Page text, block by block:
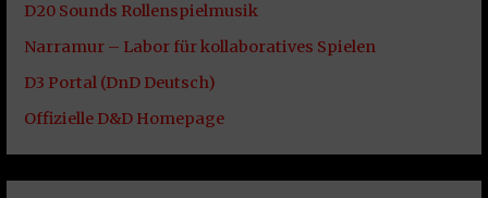
D20 Sounds Rollenspielmusik
Narramur – Labor für kollaboratives Spielen
D3 Portal (DnD Deutsch)
Offizielle D&D Homepage